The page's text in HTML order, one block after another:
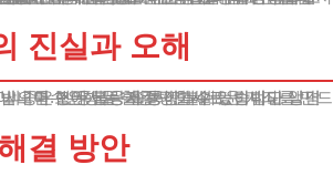
진실과 오해
설도 방법만 알면 가능합니다. 물론 일반 시중은행에서는 거절당할 수 있습니다.
결 방안